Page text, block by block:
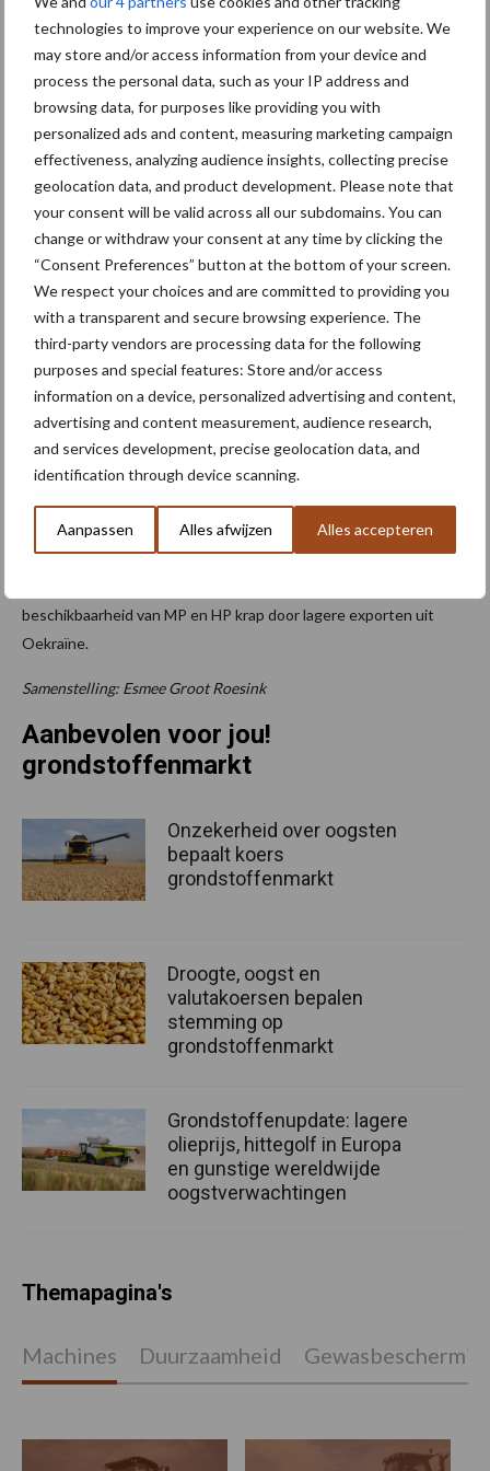
technologies to improve your experience on our website. We
may store and/or access information from your device and
process the personal data, such as your IP address and
browsing data, for purposes like providing you with
personalized ads and content, measuring marketing campaign
effectiveness, analyzing audience insights, collecting precise
geolocation data, and product development. Please note that
your consent will be valid across all our subdomains. You can
change or withdraw your consent at any time by clicking the
“Consent Preferences” button at the bottom of your screen.
We respect your choices and are committed to providing you
with a transparent and secure browsing experience. The
third-party vendors are processing data for the following
purposes and special features: Store and/or access
information on a device, personalized advertising and content,
advertising and content measurement, audience research,
and services development, precise geolocation data, and
identification through device scanning.
Aanpassen Alles afwijzen Alles accepteren
voorraden beperkt proberen te houden.
onvoldoende leveren door een beperkt aanbod. ABZ Diervoeding
voegt daaraan toe dat de hoge kwaliteit van tarwe ervoor zorgt
dat minder tarwegries vrijkomt bij verwerking. Daarnaast staan
bloemmolens onder druk door een zwakke vraag naar bloem- en
zetmeelproducten.
Bij palmpitschilfers en sojahullen is het beeld gematigder.
Volgens Agrifirm zijn beide producten momenteel goed
beschikbaar, terwijl de prijzen van sojahullen dalen. ForFarmers
wijst er echter op dat China nog altijd actief is op de markt voor
palmpitschilfers en inmiddels ongeveer 20 procent meer heeft
gekocht dan in heel vorig jaar. De Chinese veevoerindustrie zoekt
volgens het bedrijf naar goedkopere voeders vanwege lage
marges in de varkenshouderij.
Volgens Agrifirm blijven raapschrootprijzen volatiel door beperkte
beschikbaarheid, geopolitieke spanningen en hogere
beschikbaarheid van MP en HP krap door lagere exporten uit
Oekraïne.
Samenstelling: Esmee Groot Roesink
Aanbevolen voor jou!
grondstoffenmarkt
Onzekerheid over oogsten
bepaalt koers
grondstoffenmarkt
Droogte, oogst en
valutakoersen bepalen
stemming op
grondstoffenmarkt
Grondstoffenupdate: lagere
olieprijs, hittegolf in Europa
en gunstige wereldwijde
oogstverwachtingen
Themapagina's
Machines Duurzaamheid